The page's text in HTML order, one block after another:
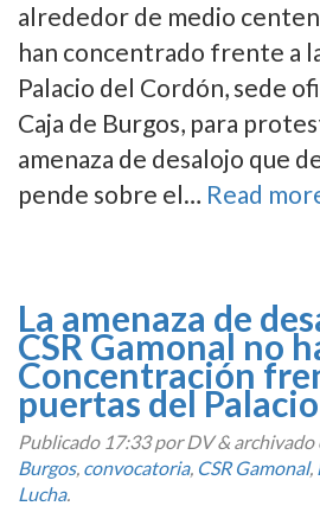
alrededor de medio
han concentrado frente a
Palacio del Cordón, sede
Caja de Burgos, para
amenaza de desalojo que
pende sobre el… Read
La amenaza de
CSR Gamonal no
Concentración
puertas del
Publicado 17:33por DV&archivado
Burgos, convocatoria, CSR Gamonal,
Lucha.